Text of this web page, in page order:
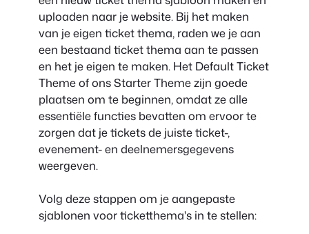
uploaden naar je website. Bij het maken
van je eigen ticket thema, raden we je aan
een bestaand ticket thema aan te passen
en het je eigen te maken. Het Default Ticket
Theme of ons Starter Theme zijn goede
plaatsen om te beginnen, omdat ze alle
essentiële functies bevatten om ervoor te
zorgen dat je tickets de juiste ticket-,
evenement- en deelnemersgegevens
weergeven.
Volg deze stappen om je aangepaste
sjablonen voor ticketthema's in te stellen: